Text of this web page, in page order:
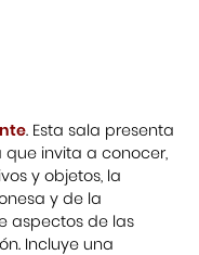
. Esta sala presenta
invita a conocer,
y objetos, la
y de la
aspectos de las
Incluye una